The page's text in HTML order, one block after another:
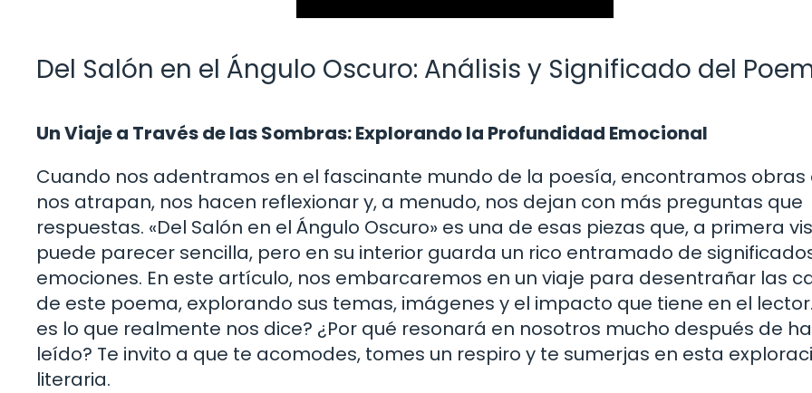
Del Salón en el Ángulo Oscuro: Análisis y Significado del
Un Viaje a Través de las Sombras: Explorando la Profundidad Emocional
Cuando nos adentramos en el fascinante mundo de la poesía, encontramos obras
nos atrapan, nos hacen reflexionar y, a menudo, nos dejan con más preguntas que
respuestas. «Del Salón en el Ángulo Oscuro» es una de esas piezas que, a primera
puede parecer sencilla, pero en su interior guarda un rico entramado de
emociones. En este artículo, nos embarcaremos en un viaje para desentrañar las
de este poema, explorando sus temas, imágenes y el impacto que tiene en el
es lo que realmente nos dice? ¿Por qué resonará en nosotros mucho después de
leído? Te invito a que te acomodes, tomes un respiro y te sumerjas en esta
literaria.